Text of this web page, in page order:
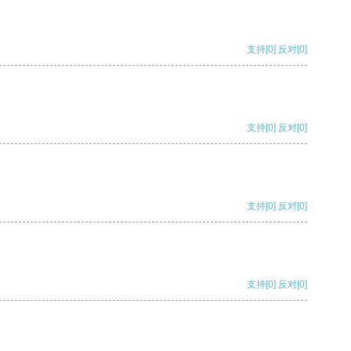
支持[0] 反对[0]
支持[0] 反对[0]
支持[0] 反对[0]
支持[0] 反对[0]